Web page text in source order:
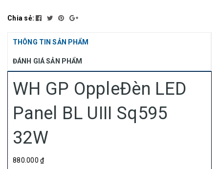
Chia sẻ:
THÔNG TIN SẢN PHẨM
ĐÁNH GIÁ SẢN PHẨM
WH GP OppleĐèn LED
Panel BL UIII Sq595
32W
880.000 ₫